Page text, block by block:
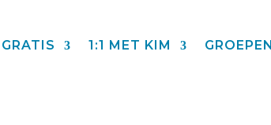
GRATIS 1:1 MET KIM GROEPEN